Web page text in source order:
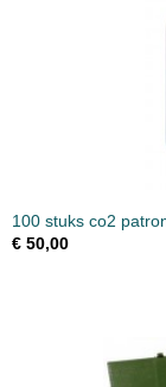
100 stuks co2
€ 50,00